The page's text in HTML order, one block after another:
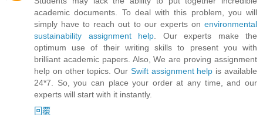
academic documents. To deal with this problem, you will
simply have to reach out to our experts on environmental
sustainability assignment help . Our experts make the
optimum use of their writing skills to present you with
brilliant academic papers. Also, We are proving assignment
help on other topics. Our Swift assignment help is available
24*7. So, you can place your order at any time, and our
experts will start with it instantly.
回覆